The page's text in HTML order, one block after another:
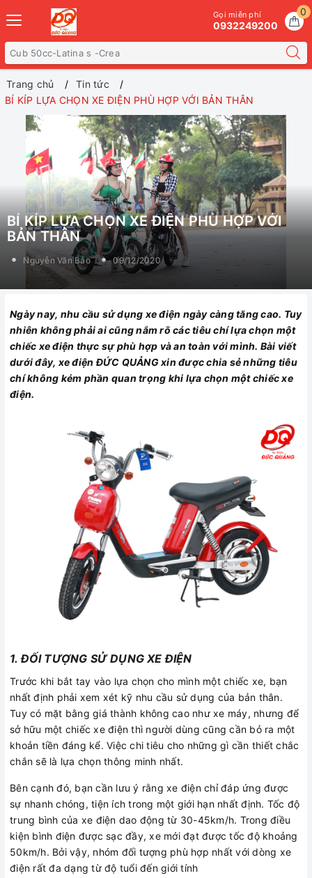
0
Gọi miễn phí
0932249200
Trang chủ
Tin tức
BÍ KÍP LỰA CHỌN XE ĐIỆN PHÙ HỢP VỚI BẢN THÂN
BÍ KÍP LỰA CHỌN XE ĐIỆN PHÙ HỢP VỚI
BẢN THÂN
Nguyễn Văn Bảo 09/12/2020
Ngày nay, nhu cầu sử dụng xe điện ngày càng tăng cao. Tuy
nhiên không phải ai cũng nắm rõ các tiêu chí lựa chọn một
chiếc xe điện thực sự phù hợp và an toàn với mình. Bài viết
dưới đây, xe điện ĐỨC QUẢNG xin được chia sẻ những tiêu
chí không kém phần quan trọng khi lựa chọn một chiếc xe
điện.
1. ĐỐI TƯỢNG SỬ DỤNG XE ĐIỆN
Trước khi bắt tay vào lựa chọn cho mình một chiếc xe, bạn
nhất định phải xem xét kỹ nhu cầu sử dụng của bản thân.
Tuy có mặt bằng giá thành không cao như xe máy, nhưng để
sở hữu một chiếc xe điện thì người dùng cũng cần bỏ ra một
khoản tiền đáng kể. Việc chi tiêu cho những gì cần thiết chắc
chắn sẽ là lựa chọn thông minh nhất.
Bên cạnh đó, bạn cần lưu ý rằng xe điện chỉ đáp ứng được
sự nhanh chóng, tiện ích trong một giới hạn nhất định. Tốc độ
trung bình của xe điện dao động từ 30-45km/h. Trong điều
kiện bình điện được sạc đầy, xe mới đạt được tốc độ khoảng
50km/h. Bởi vậy, nhóm đối tượng phù hợp nhất với dòng xe
điện rất đa dạng từ độ tuổi đến giới tính